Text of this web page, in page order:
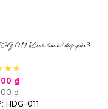
011 Bình lan hồ điệp giả 3
₫
₫
HDG-011